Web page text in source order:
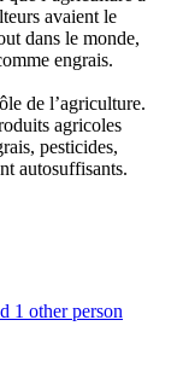
avaient le
dans le monde,
engrais.
de l’agriculture.
agricoles
pesticides,
autosuffisants.
1 other person